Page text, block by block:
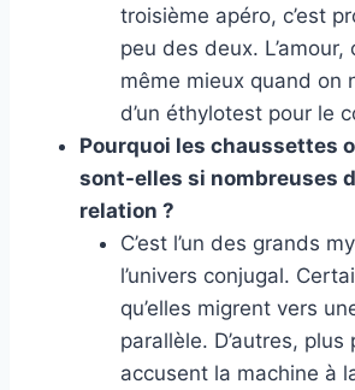
troisième apéro, c’est
peu des deux. L’amour,
même mieux quand on
d’un éthylotest pour le
Pourquoi les chaussettes
sont-elles si nombreuses
relation ?
C’est l’un des grands
l’univers conjugal.
qu’elles migrent vers
parallèle. D’autres,
accusent la machine à